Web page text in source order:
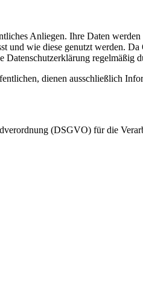
Anliegen. Ihre Daten
und wie diese genutzt werden.
regelmäßig
dienen ausschließlich
(DSGVO) für die